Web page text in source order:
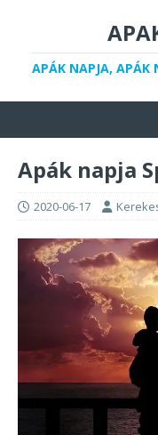
APÁK NAPJA, APÁK
Apák napja
2020-06-17